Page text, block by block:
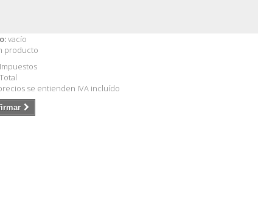
vacío
producto
Impuestos
Total
se entienden IVA incluído